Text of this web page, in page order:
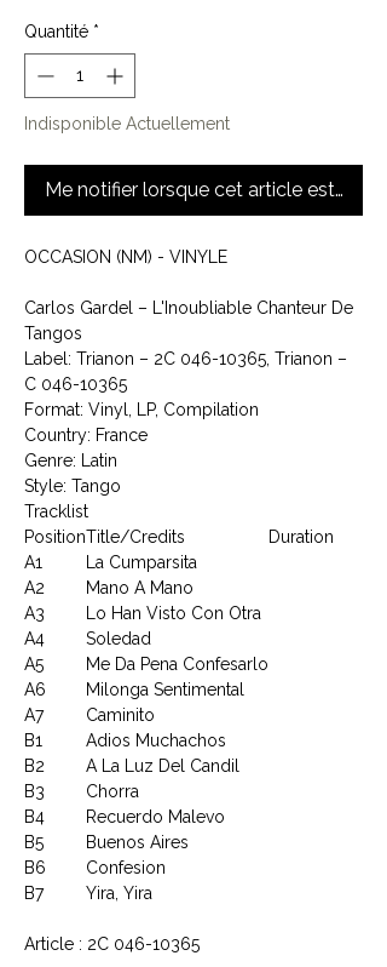
Quantité *
Indisponible Actuellement
Me notifier lorsque cet article est
OCCASION (NM) - VINYLE
Carlos Gardel ‎– L'Inoubliable Chanteur De
Tangos
Label: Trianon ‎– 2C 046-10365, Trianon ‎–
C 046-10365
Format: Vinyl, LP, Compilation
Country: France
Genre: Latin
Style: Tango
Tracklist
PositionTitle/Credits
Duration
A1
La Cumparsita
A2
Mano A Mano
A3
Lo Han Visto Con Otra
A4
Soledad
A5
Me Da Pena Confesarlo
A6
Milonga Sentimental
A7
Caminito
B1
Adios Muchachos
B2
A La Luz Del Candil
B3
Chorra
B4
Recuerdo Malevo
B5
Buenos Aires
B6
Confesion
B7
Yira, Yira
Article : 2C 046-10365